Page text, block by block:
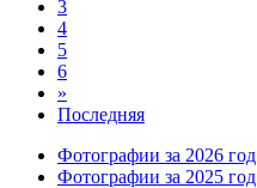
3
4
5
6
»
Последняя
Фотографии за 2026 год
Фотографии за 2025 год